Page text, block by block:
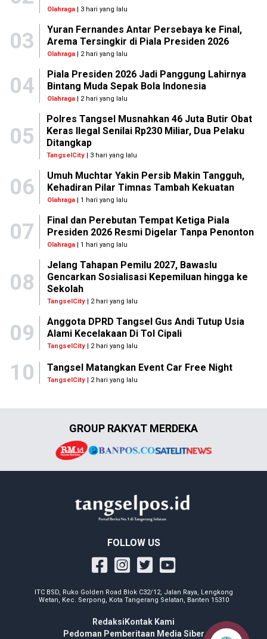
Olahraga| 3 hari yang lalu
03
Yuran Fernandes Antar Persebaya ke Final,
Arema Tersingkir di Piala Presiden 2026
Olahraga| 2 hari yang lalu
04
Piala Presiden 2026 Jadi Panggung Lahirnya
Bintang Muda Sepak Bola Indonesia
Olahraga| 2 hari yang lalu
05
Polres Tangsel Musnahkan 46 Juta Butir Obat
Keras Ilegal Senilai Rp230 Miliar, Dua Pelaku
Ditangkap
TangselCity | 3 hari yang lalu
06
Umuh Muchtar Yakin Persib Makin Tangguh,
Kehadiran Pilar Timnas Tambah Kekuatan
Olahraga| 1 hari yang lalu
07
Final dan Perebutan Tempat Ketiga Piala
Presiden 2026 Resmi Digelar Tanpa Penonton
Olahraga| 1 hari yang lalu
08
Jelang Tahapan Pemilu 2027, Bawaslu
Gencarkan Sosialisasi Kepemiluan hingga ke
Sekolah
TangselCity| 2 hari yang lalu
09
Anggota DPRD Tangsel Gus Andi Tutup Usia
Alami Kecelakaan Di Tol Cipali
TangselCity| 2 hari yang lalu
10 Tangsel Matangkan Event Car Free Night
TangselCity | 2 hari yang lalu
GROUP RAKYAT MERDEKA
FOLLOW US
ITC BSD, Ruko Golden Road Blok C32/12, Jalan Raya, Lengkong
Wetan, Kec. Serpong, Kota Tangerang Selatan, Banten 15310
Redaksi Kontak Kami
Pedoman Pemberitaan Media Siber